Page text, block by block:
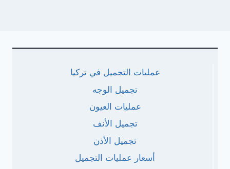
عمليات التجميل في تركيا
تجميل الوجه
عمليات العيون
تجميل الأنف
تجميل الأذن
أسعار عمليات التجميل